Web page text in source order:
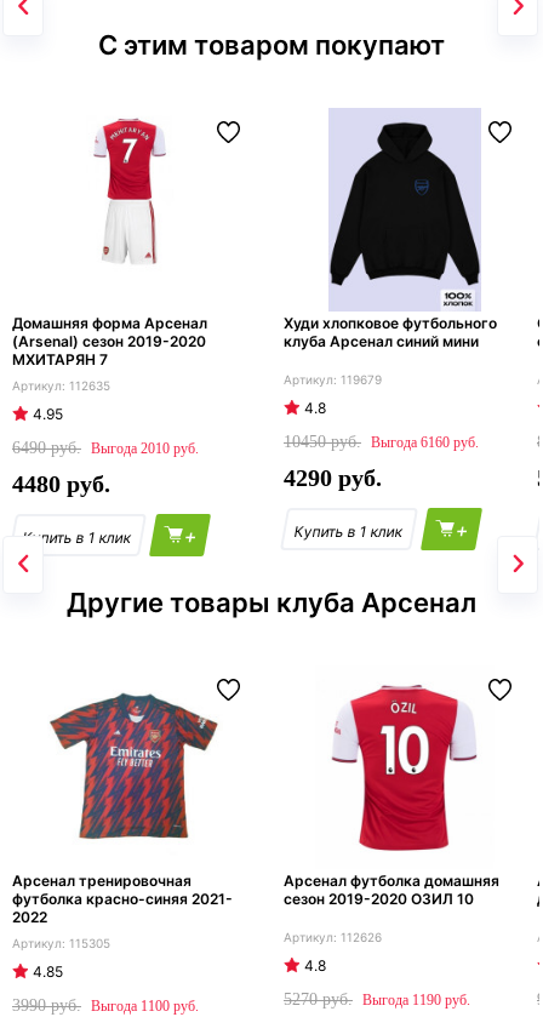
С этим товаром покупают
Домашняя форма Арсенал
(Arsenal) сезон 2019-2020
МХИТАРЯН 7
112635
4.95
6490
2010
4480
+
Худи хлопковое футбольного
клуба Арсенал синий мини
119679
4.8
10450
6160
4290
+
Другие товары клуба Арсенал
Арсенал тренировочная
футболка красно-синяя 2021-
2022
115305
4.85
3990
1100
Арсенал футболка домашняя
сезон 2019-2020 ОЗИЛ 10
112626
4.8
5270
1190